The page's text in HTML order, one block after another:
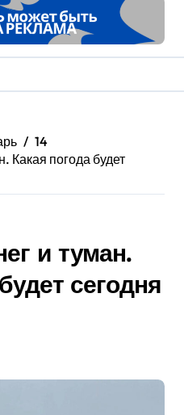
14
Какая погода будет
и туман.
сегодня